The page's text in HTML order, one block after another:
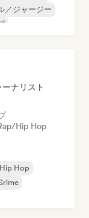
／ジャージー
ナリスト
Hip Hop
Hop